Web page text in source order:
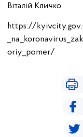
Віталій Кличко.
https://
oriy_pomer/